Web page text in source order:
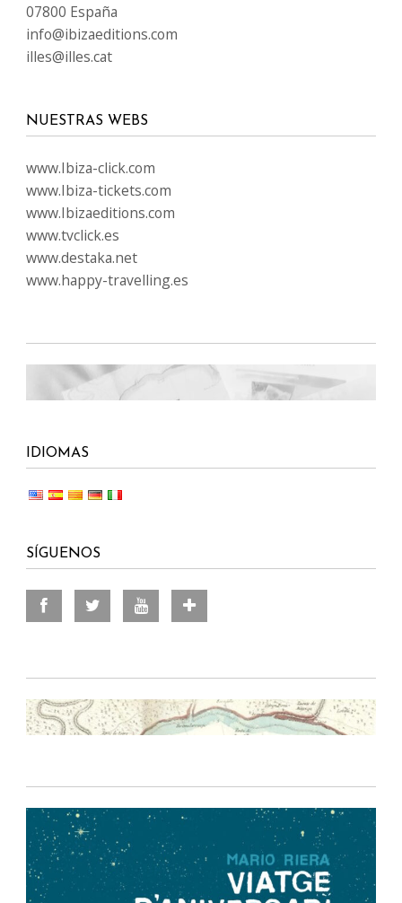
07800 España
info@ibizaeditions.com
illes@illes.cat
NUESTRAS WEBS
www.Ibiza-click.com
www.Ibiza-tickets.com
www.Ibizaeditions.com
www.tvclick.es
www.destaka.net
www.happy-travelling.es
IDIOMAS
SÍGUENOS